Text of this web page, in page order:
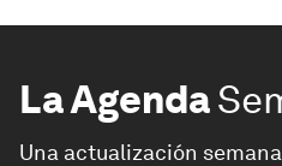
La Agenda
Una actualización